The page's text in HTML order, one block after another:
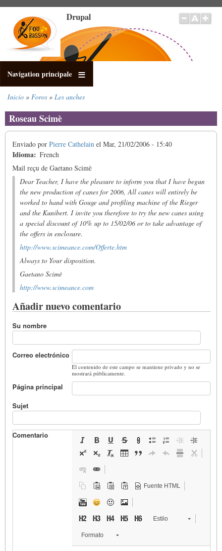
contenido
principal
Drupal
Navigation principale
enlaces
de
a
la
navegación
Inicio Foros Les anches
Roseau Scimè
Enviado por Pierre Cathelain el Mar, 21/02/2006 - 15:40
Idioma
French
Mail reçu de Gaetano Scimè
Dear Teacher, I have the pleasure to inform you that I have begun
the new production of canes for 2006, All canes will entirely be
worked to hand with Gouge and profiling machine of the Rieger
and the Kunibert. I invite you therefore to try the new canes using
a special discount of 10% up to 15/02/06 or to take advantage of
the offers in enclosure.
http://www.scimeance.com/Offerte.htm
Always to Your disposition.
Gaetano Scimè
http://www.scimeance.com
Añadir nuevo comentario
Su nombre
Correo electrónico
El contenido de este campo se mantiene privado y no se
mostrará públicamente.
Página principal
Sujet
Comentario
Fuente HTML
Estilo
Formato